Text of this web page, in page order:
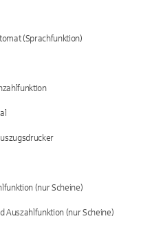
(Sprachfunktion)
(nur Scheine)
Auszahlfunktion (nur Scheine)